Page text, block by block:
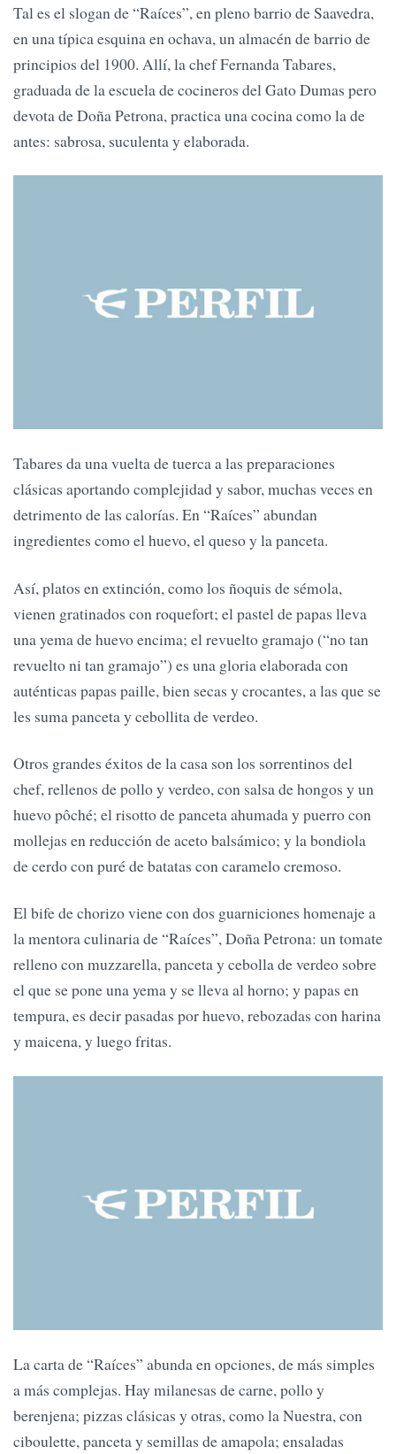
Tal es el slogan de “Raíces”, en pleno barrio de Saavedra,
en una típica esquina en ochava, un almacén de barrio de
principios del 1900. Allí, la chef Fernanda Tabares,
graduada de la escuela de cocineros del Gato Dumas pero
devota de Doña Petrona, practica una cocina como la de
antes: sabrosa, suculenta y elaborada.
Tabares da una vuelta de tuerca a las preparaciones
clásicas aportando complejidad y sabor, muchas veces en
detrimento de las calorías. En “Raíces” abundan
ingredientes como el huevo, el queso y la panceta.
Así, platos en extinción, como los ñoquis de sémola,
vienen gratinados con roquefort; el pastel de papas lleva
una yema de huevo encima; el revuelto gramajo (“no tan
revuelto ni tan gramajo”) es una gloria elaborada con
auténticas papas paille, bien secas y crocantes, a las que se
les suma panceta y cebollita de verdeo.
Otros grandes éxitos de la casa son los sorrentinos del
chef, rellenos de pollo y verdeo, con salsa de hongos y un
huevo pôché; el risotto de panceta ahumada y puerro con
mollejas en reducción de aceto balsámico; y la bondiola
de cerdo con puré de batatas con caramelo cremoso.
El bife de chorizo viene con dos guarniciones homenaje a
la mentora culinaria de “Raíces”, Doña Petrona: un tomate
relleno con muzzarella, panceta y cebolla de verdeo sobre
el que se pone una yema y se lleva al horno; y papas en
tempura, es decir pasadas por huevo, rebozadas con harina
y maicena, y luego fritas.
La carta de “Raíces” abunda en opciones, de más simples
a más complejas. Hay milanesas de carne, pollo y
berenjena; pizzas clásicas y otras, como la Nuestra, con
ciboulette, panceta y semillas de amapola; ensaladas